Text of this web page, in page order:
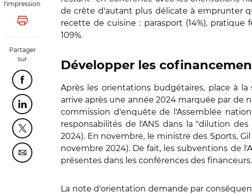
l'impression
Lancer l'impression
Partager
sur
Partager cette page sur Facebook
Partager cette page sur Linkedin
Partager cette page sur Twitter
Partager cette page sur Courriel
de crête d'autant plus délicate à emprunter
recette de cuisine : parasport (14%), pratique
109%.
Développer les
Après les orientations budgétaires, place à
arrive après une année 2024 marquée par de
commission d'enquête de l'Assemblée
responsabilités de l'ANS dans la "dilution
2024). En novembre, le ministre des Sports,
novembre 2024). De fait, les subventions de
présentes dans les conférences des financeurs.
La note d'orientation demande par